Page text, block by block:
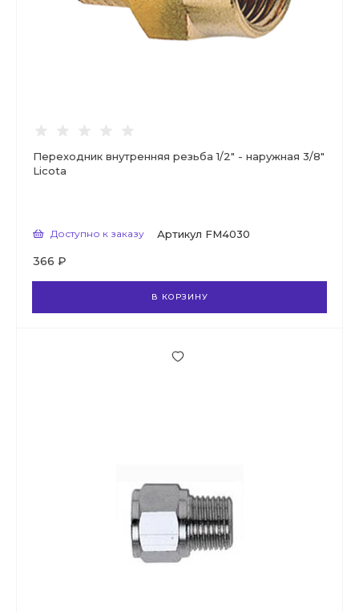
Переходник внутренняя резьба 1/2" - наружная 3/8"
Licota
Доступно к заказу Артикул FM4030
366 ₽
В КОРЗИНУ